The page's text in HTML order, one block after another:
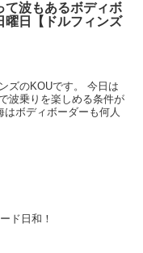
て波もあるボディボ
曜日【ドルフィンズ
ズのKOUです。 今日は
波乗りを楽しめる条件が
ボディボーダーも何人
ド日和！